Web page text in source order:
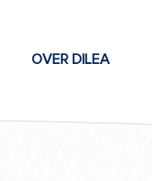
OVER DILEA